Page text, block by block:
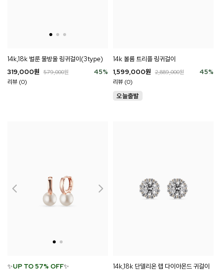
14k,18k 벌룬 물방울 링귀걸이(3type)
45%
319,000원 579,000원
리뷰 (0)
14k 볼륨 트리플 링귀걸이
45%
1,599,000원 2,889,000원
리뷰 (0)
✨UP TO 57% OFF✨
14k,18k 단델리온 랩 다이아몬드 귀걸이